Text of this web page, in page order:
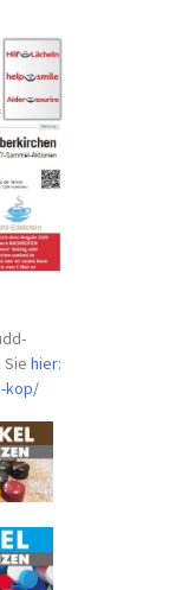
Siehier:
kop/